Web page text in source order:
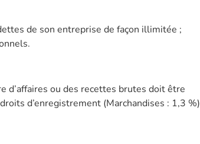
de son entreprise de façon illimitée ;
d’affaires ou des recettes brutes doit être
d’enregistrement (Marchandises : 1,3 %)